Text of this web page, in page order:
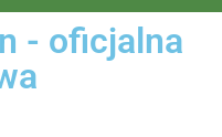
- oficjalna